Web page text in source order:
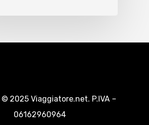
2025 Viaggiatore.net. P.IVA –
06162960964